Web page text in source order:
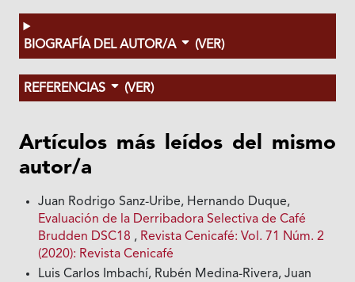
BIOGRAFÍA DEL AUTOR/A (VER)
REFERENCIAS (VER)
Artículos más leídos del mismo
autor/a
Juan Rodrigo Sanz-Uribe, Hernando Duque,
Evaluación de la Derribadora Selectiva de Café
Brudden DSC18 , Revista Cenicafé: Vol. 71 Núm. 2
(2020): Revista Cenicafé
Luis Carlos Imbachí, Rubén Medina-Rivera, Juan